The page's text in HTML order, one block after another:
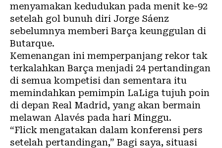
menyamakan kedudukan pada menit ke-92
setelah gol bunuh diri Jorge Sáenz
sebelumnya memberi Barça keunggulan di
Butarque.
Kemenangan ini memperpanjang rekor tak
terkalahkan Barça menjadi 24 pertandingan
di semua kompetisi dan sementara itu
memindahkan pemimpin LaLiga tujuh poin
di depan Real Madrid, yang akan bermain
melawan Alavés pada hari Minggu.
“Flick mengatakan dalam konferensi pers
setelah pertandingan,” Bagi saya, situasi